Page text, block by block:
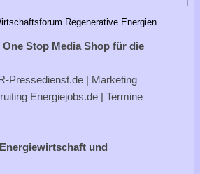
Regenerative Energien
Stop Media Shop für die
Pressedienst.de | Marketing
Energiejobs.de | Termine
und